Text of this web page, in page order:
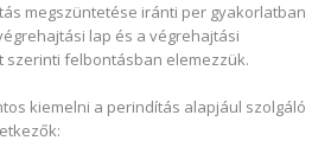
megszüntetése iránti per gyakorlatban
lap és a végrehajtási
felbontásban elemezzük.
kiemelni a perindítás alapjául szolgáló